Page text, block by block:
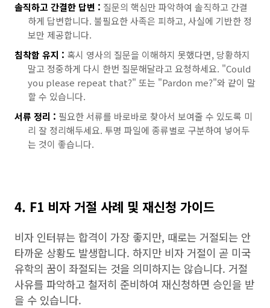
솔직하고 간결한 답변 : 질문의 핵심만 파악하여 솔직하고 간결
하게 답변합니다. 불필요한 사족은 피하고, 사실에 기반한 정
보만 제공합니다.
침착함 유지 : 혹시 영사의 질문을 이해하지 못했다면, 당황하지
말고 정중하게 다시 한번 질문해달라고 요청하세요. "Could
you please repeat that?" 또는 "Pardon me?"와 같이 말
할 수 있습니다.
서류 정리 : 필요한 서류를 바로바로 찾아서 보여줄 수 있도록 미
리 잘 정리해두세요. 투명 파일에 종류별로 구분하여 넣어두
는 것이 좋습니다.
4. F1 비자 거절 사례 및 재신청 가이드
비자 인터뷰는 합격이 가장 좋지만, 때로는 거절되는 안
타까운 상황도 발생합니다. 하지만 비자 거절이 곧 미국
유학의 꿈이 좌절되는 것을 의미하지는 않습니다. 거절
사유를 파악하고 철저히 준비하여 재신청하면 승인을 받
을 수 있습니다.